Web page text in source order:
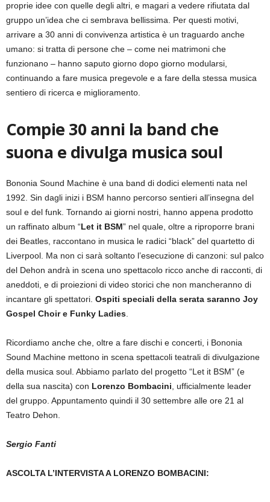
proprie idee con quelle degli altri, e magari a vedere rifiutata dal
gruppo un’idea che ci sembrava bellissima. Per questi motivi,
arrivare a 30 anni di convivenza artistica è un traguardo anche
umano: si tratta di persone che – come nei matrimoni che
funzionano – hanno saputo giorno dopo giorno modularsi,
continuando a fare musica pregevole e a fare della stessa musica
sentiero di ricerca e miglioramento.
Compie 30 anni la band che
suona e divulga musica soul
Bononia Sound Machine è una band di dodici elementi nata nel
1992. Sin dagli inizi i BSM hanno percorso sentieri all’insegna del
soul e del funk. Tornando ai giorni nostri, hanno appena prodotto
un raffinato album “Let it BSM” nel quale, oltre a riproporre brani
dei Beatles, raccontano in musica le radici “black” del quartetto di
Liverpool. Ma non ci sarà soltanto l’esecuzione di canzoni: sul palco
del Dehon andrà in scena uno spettacolo ricco anche di racconti, di
aneddoti, e di proiezioni di video storici che non mancheranno di
incantare gli spettatori. Ospiti speciali della serata saranno Joy
Gospel Choir e Funky Ladies.
Ricordiamo anche che, oltre a fare dischi e concerti, i Bononia
Sound Machine mettono in scena spettacoli teatrali di divulgazione
della musica soul. Abbiamo parlato del progetto “Let it BSM” (e
della sua nascita) con Lorenzo Bombacini, ufficialmente leader
del gruppo. Appuntamento quindi il 30 settembre alle ore 21 al
Teatro Dehon.
Sergio Fanti
ASCOLTA L’INTERVISTA A LORENZO BOMBACINI: